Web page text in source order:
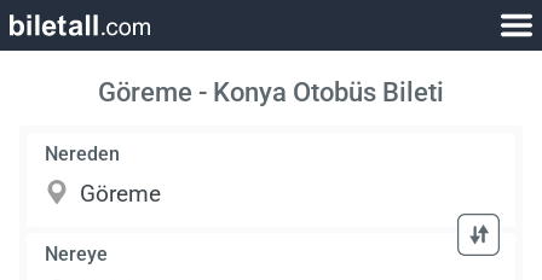
Göreme - Konya Otobüs Bileti
Nereden
Nereye